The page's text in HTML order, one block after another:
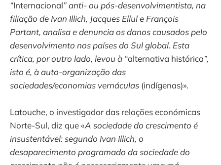
“Internacional” anti- ou pós-desenvolvimentista, na
filiação de Ivan Illich, Jacques Ellul e François
Partant, analisa e denuncia os danos causados pelo
desenvolvimento nos países do Sul global. Esta
crítica, por outro lado, levou à “alternativa histórica”,
isto é, à auto-organização das
sociedades/economias vernáculas (indígenas)».
Latouche, o investigador das relações económicas
Norte-Sul, diz que «A sociedade do crescimento é
insustentável: segundo Ivan Illich, o
desaparecimento programado da sociedade do